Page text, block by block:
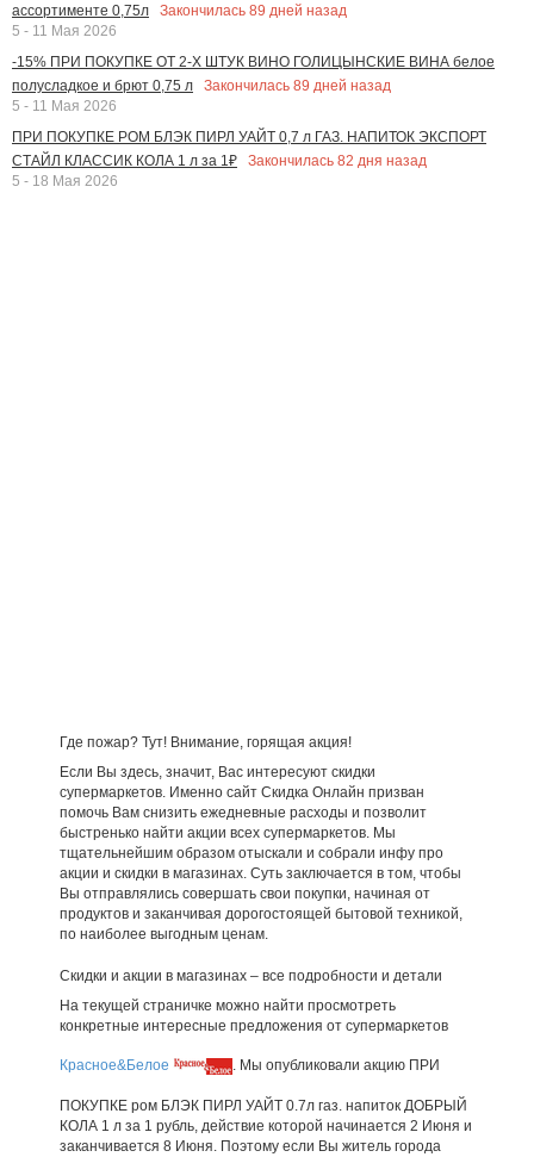
ассортименте 0,75л
Закончилась 89 дней назад
5 - 11 Мая 2026
-15% ПРИ ПОКУПКЕ ОТ 2-Х ШТУК ВИНО ГОЛИЦЫНСКИЕ ВИНА белое
полусладкое и брют 0,75 л
Закончилась 89 дней назад
5 - 11 Мая 2026
ПРИ ПОКУПКЕ РОМ БЛЭК ПИРЛ УАЙТ 0,7 л ГАЗ. НАПИТОК ЭКСПОРТ
СТАЙЛ КЛАССИК КОЛА 1 л за 1₽
Закончилась 82 дня назад
5 - 18 Мая 2026
Где пожар? Тут! Внимание, горящая акция!
Если Вы здесь, значит, Вас интересуют скидки
супермаркетов. Именно сайт Скидка Онлайн призван
помочь Вам снизить ежедневные расходы и позволит
быстренько найти акции всех супермаркетов. Мы
тщательнейшим образом отыскали и собрали инфу про
акции и скидки в магазинах. Суть заключается в том, чтобы
Вы отправлялись совершать свои покупки, начиная от
продуктов и заканчивая дорогостоящей бытовой техникой,
по наиболее выгодным ценам.
Скидки и акции в магазинах – все подробности и детали
На текущей страничке можно найти просмотреть
конкретные интересные предложения от супермаркетов
Красное&Белое . Мы опубликовали акцию ПРИ
ПОКУПКЕ ром БЛЭК ПИРЛ УАЙТ 0.7л газ. напиток ДОБРЫЙ
КОЛА 1 л за 1 рубль, действие которой начинается 2 Июня и
заканчивается 8 Июня. Поэтому если Вы житель города